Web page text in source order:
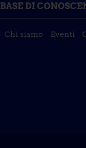
BASE DI
Chi siamo Eventi